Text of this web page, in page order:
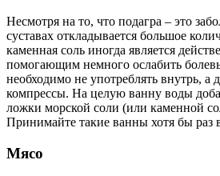
Несмотря на то, что подагра – это
суставах откладывается большое
каменная соль иногда является
помогающим немного ослабить
необходимо не употреблять внутрь, а
компрессы. На целую ванну воды
ложки морской соли (или каменной
Принимайте такие ванны хотя бы раз
Мясо